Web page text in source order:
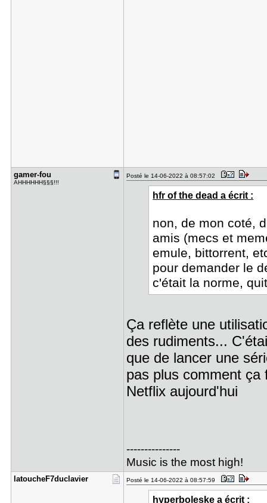
gamer-fou
AHHHHHH§§§!!!
Posté le 14-06-2022 à 08:57:02
hfr of the dead a écrit :
non, de mon coté,
amis (mecs et
emule, bittorrent,
pour demander le
c'était la norme,
Ça reflète une
des rudiments...
que de lancer une
pas plus comment ça
Netflix aujourd'hui
---------------
Music is the most high!
latoucheF7​duclavier Posté le 14-06-2022 à 08:57:59
hyperboleske a écrit :